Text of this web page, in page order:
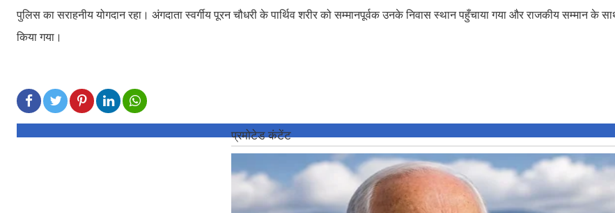
पुलिस का सराहनीय योगदान रहा। अंगदाता स्वर्गीय पूरन चौधरी के पार्थिव शरीर को सम्मानपूर्वक उनके निवास स्थान पहुँचाया गया और राजकीय सम्मान के
किया गया।